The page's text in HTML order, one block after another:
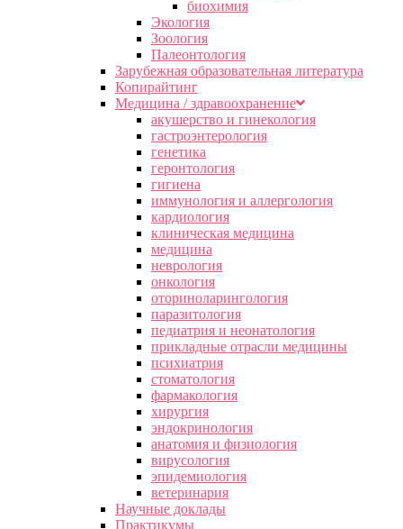
биохимия
Экология
Зоология
Палеонтология
Зарубежная образовательная литература
Копирайтинг
Медицина / здравоохранение
акушерство и гинекология
гастроэнтерология
генетика
геронтология
гигиена
иммунология и аллергология
кардиология
клиническая медицина
медицина
неврология
онкология
оториноларингология
паразитология
педиатрия и неонатология
прикладные отрасли медицины
психиатрия
стоматология
фармакология
хирургия
эндокринология
анатомия и физиология
вирусология
эпидемиология
ветеринария
Научные доклады
Практикумы